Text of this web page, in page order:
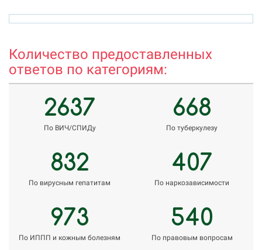
Количество предоставленных
ответов по категориям:
2637
По ВИЧ/СПИДу
668
По туберкулезу
832
По вирусным гепатитам
407
По наркозависимости
973
По ИППП и кожным болезням
540
По правовым вопросам